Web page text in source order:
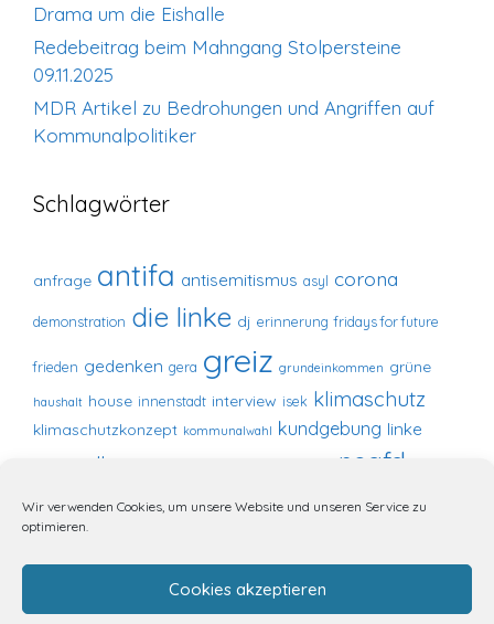
Wir verwenden Cookies, um unsere Website und unseren Service zu
optimieren.
Cookies akzeptieren
Drama um die Eishalle
Redebeitrag beim Mahngang Stolpersteine
09.11.2025
MDR Artikel zu Bedrohungen und Angriffen auf
Kommunalpolitiker
Schlagwörter
anfrage antifa antisemitismus asyl corona
demonstration die linke dj erinnerung fridays for future
frieden gedenken gera greiz grundeinkommen grüne
haushalt house innenstadt interview isek klimaschutz
klimaschutzkonzept kommunalwahl kundgebung linke
marstall noafd
speicher tremnitz
tremnitz ukraine verschwörungsideologie
verschwörungsmythos zeromusic